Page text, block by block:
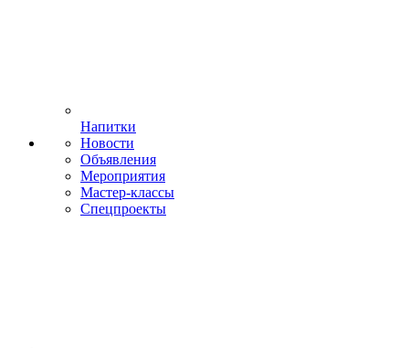
Напитки
Новости
Объявления
Мероприятия
Мастер-классы
Спецпроекты